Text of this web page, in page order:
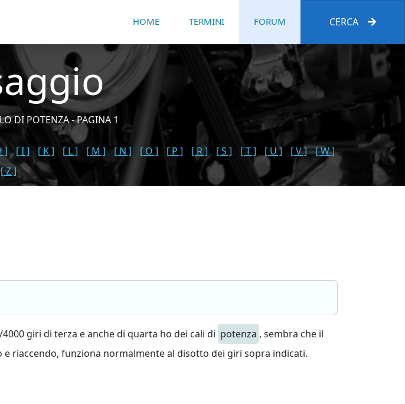
HOME TERMINI FORUM CERCA
DI POTENZA - PAGINA 1
] [ I ] [ K ] [ L ] [ M ] [ N ] [ O ] [ P ] [ R ] [ S ] [ T ] [ U ] [ V ]
[ W ]
[ Z ]
giri di terza e anche di quarta ho dei cali di potenza , sembra che il
riaccendo, funziona normalmente al disotto dei giri sopra indicati.